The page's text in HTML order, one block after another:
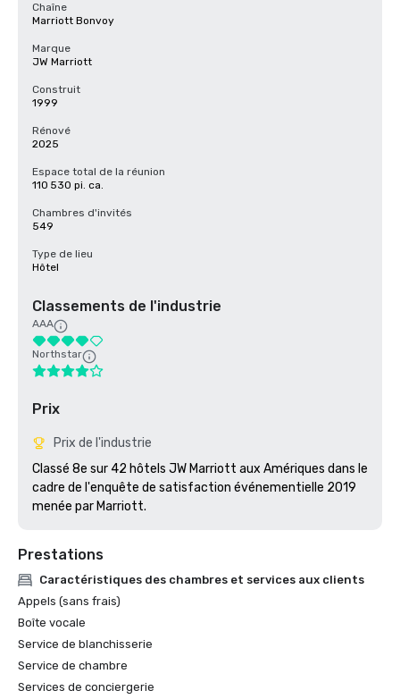
Chaîne
Marriott Bonvoy
Marque
JW Marriott
Construit
1999
Rénové
2025
Espace total de la réunion
110 530 pi. ca.
Chambres d'invités
549
Type de lieu
Hôtel
Classements de l'industrie
AAA
Northstar
Prix
Prix de l'industrie
Classé 8e sur 42 hôtels JW Marriott aux Amériques dans le
cadre de l'enquête de satisfaction événementielle 2019
Prestations
Caractéristiques des chambres et services aux clients
Appels (sans frais)
Boîte vocale
Service de blanchisserie
Service de chambre
Services de conciergerie